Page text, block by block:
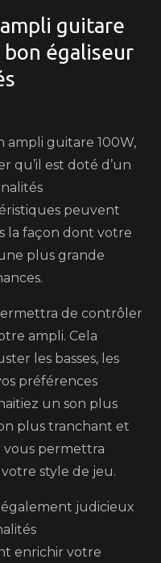
guitare
bon égaliseur
ampli guitare 100W,
qu’il est doté d’un
peuvent
la façon dont votre
plus grande
de contrôler
ampli. Cela
les basses, les
préférences
un son plus
plus tranchant et
permettra
style de jeu.
également judicieux
enrichir votre